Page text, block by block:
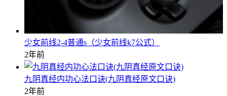
少女前线2-4普通s（少女前线k7公式）
2年前
九阴真经内功心法口诀(九阴真经原文口诀)
2年前